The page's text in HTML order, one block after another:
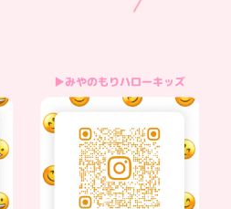
▶みやのもりハローキッズ